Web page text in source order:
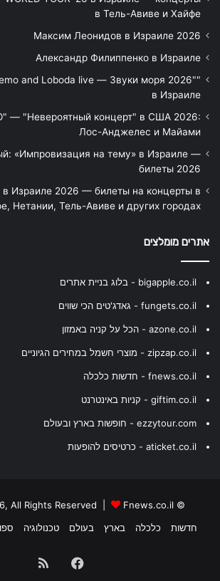
в Тель-Авиве и Хайфе
Максим Леонидов в Израиле 2026
Александр Филиппенко в Израиле
and Loboda live — Звуки моря 2026"
в Израиле
— "Невероятный концерт" в США 2026:
Лос-Анджелес и Майами
«Импровизация на тему» в Израиле —
билеты 2026
Израиле 2026 — билеты на концерты в
Нетании, Тель-Авиве и других городах
אתרים מומלצים
bigapple.co.il - בלוג בניית אתרים
fungets.co.il - גאדג'טים הכי שווים
azone.co.il - הכל על קניה באמזון
zipzap.co.il - מוצרי חשמל במחירים הגיוניים
fnews.co.il - חדשות כלכלה
giftim.co.il - קניות באינטרנט
ezzytour.com - חופשות בארץ ובעולם
aticket.co.il - כרטיסים להופעות
© Copyright 2026, All Rights Reserved |
Fnews.co.il
חדשות
כלכלה בארץ בעולם טכנולוגיה
Facebook